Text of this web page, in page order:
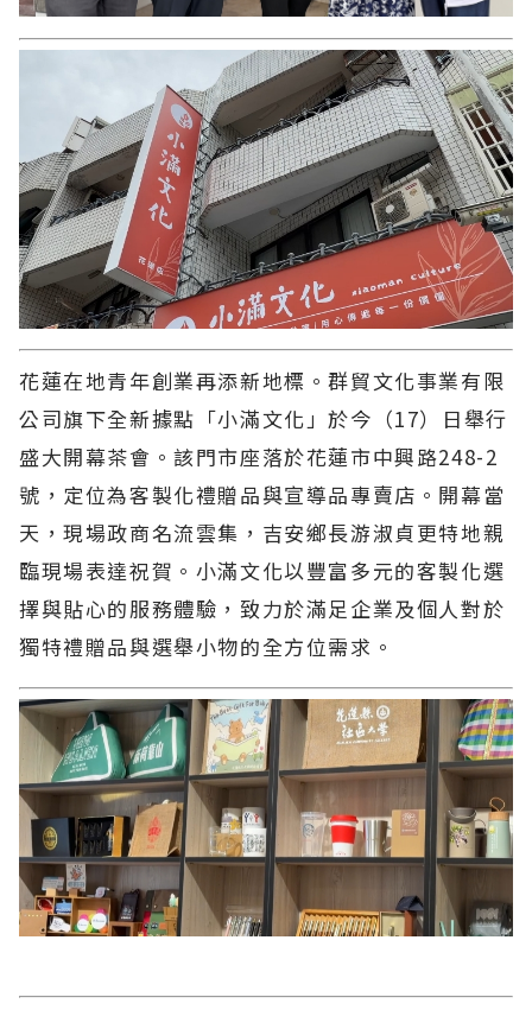
花蓮在地青年創業再添新地標。群貿文化事業有限
公司旗下全新據點「小滿文化」於今（17）日舉行
盛大開幕茶會。該門市座落於花蓮市中興路248-2
號，定位為客製化禮贈品與宣導品專賣店。開幕當
天，現場政商名流雲集，吉安鄉長游淑貞更特地親
臨現場表達祝賀。小滿文化以豐富多元的客製化選
擇與貼心的服務體驗，致力於滿足企業及個人對於
獨特禮贈品與選舉小物的全方位需求。